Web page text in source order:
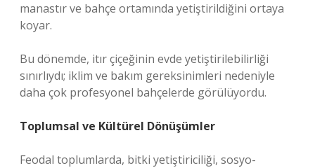
manastır ve bahçe ortamında yetiştirildiğini ortaya
koyar.
Bu dönemde, itır çiçeğinin evde yetiştirilebilirliği
sınırlıydı; iklim ve bakım gereksinimleri nedeniyle
daha çok profesyonel bahçelerde görülüyordu.
Toplumsal ve Kültürel Dönüşümler
Feodal toplumlarda, bitki yetiştiriciliği, sosyo-